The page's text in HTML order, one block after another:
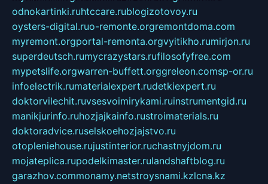
odnokartinki.ruhtccare.rublogizotovoy.ru
oysters-digital.ruo-remonte.orgremontdoma.com
myremont.orgportal-remonta.orgvyitikho.rumirjon.ru
superdeutsch.rumycrazystars.rufilosofyfree.com
mypetslife.orgwarren-buffett.orggreleon.comsp-or.ru
infoelectrik.rumaterialexpert.rudetkiexpert.ru
doktorvilechit.ruvsesvoimirykami.ruinstrumentgid.ru
manikjurinfo.ruhozjajkainfo.rustroimaterials.ru
doktoradvice.ruselskoehozjajstvo.ru
otopleniehouse.rujustinterior.ruchastnyjdom.ru
mojateplica.rupodelkimaster.rulandshaftblog.ru
garazhov.commonamy.netstroysnami.kzlcna.kz